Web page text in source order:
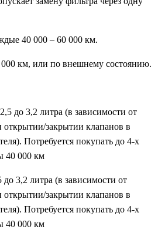
40 000 – 60 000 км.
000 км, или по внешнему состоянию.
до 3,2 литра (в зависимости от
закрытии клапанов в
Потребуется покупать до 4-х
40 000 км
3,2 литра (в зависимости от
закрытии клапанов в
Потребуется покупать до 4-х
40 000 км